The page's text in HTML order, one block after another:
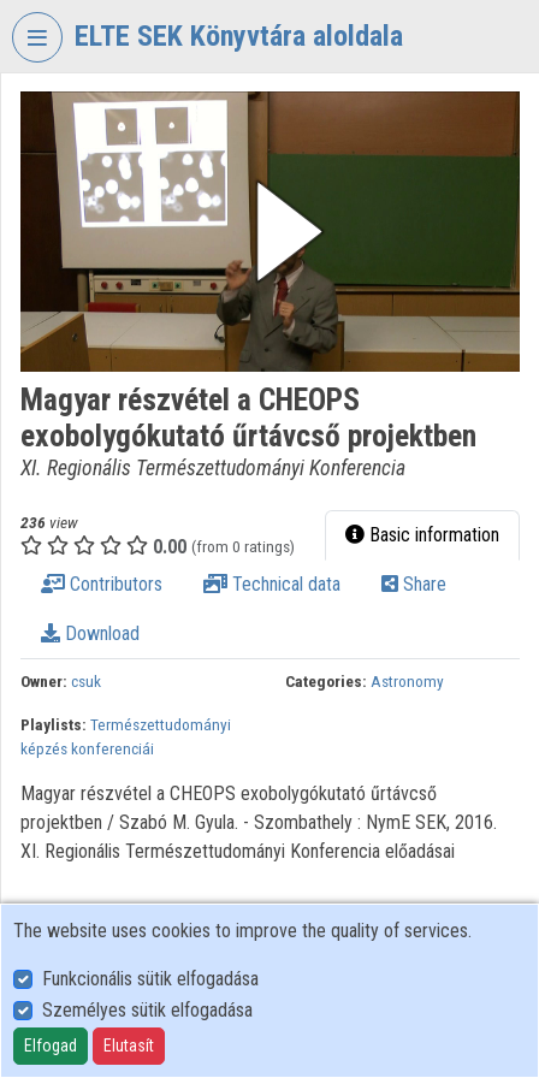
Skip header
ELTE SEK Könyvtára aloldala
VIDEOTORIUM
ELTE
SAVARIA
KÖNYVTÁR
LEVÉLTÁR
Organization home
Log In
Organization discovery
Contributors
Magyar részvétel a CHEOPS
exobolygókutató űrtávcső projektben
XI. Regionális Természettudományi Konferencia
236 view
0.00 (from 0 ratings) Basic information
Contributors Technical data Share
Download
Owner: csuk Categories: Astronomy
Playlists: Természettudományi
képzés konferenciái
Magyar részvétel a CHEOPS exobolygókutató űrtávcső
projektben / Szabó M. Gyula. - Szombathely : NymE SEK, 2016.
XI. Regionális Természettudományi Konferencia előadásai
User Policy
Adatkezelési tájékoztató (en)
Cookie Policy
The website uses cookies to improve the quality of services.
Funkcionális sütik elfogadása
Személyes sütik elfogadása
Elfogad Elutasít